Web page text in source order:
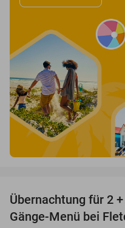
Übernachtung für 2
Gänge-Menü bei